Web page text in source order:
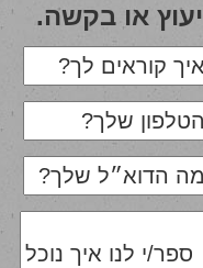
או בקשה.
איך קוראים לך?
הטלפון שלך?
מה הדוא״ל שלך?
ספר/י לנו איך נוכל